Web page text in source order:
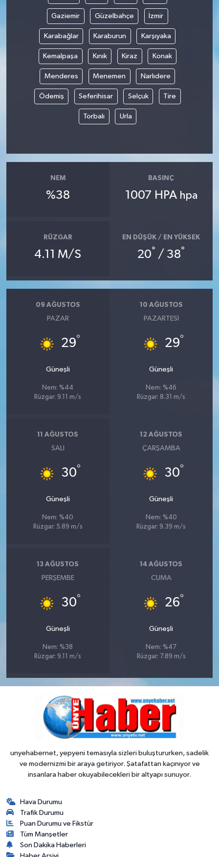
Gaziemir Güzelbahçe İzmir
Karabağlar Karaburun Karşıyaka
Kemalpaşa Kınık Kiraz Konak
Menderes Menemen Narlıdere
Ödemiş Seferihisar Selçuk Tire
Torbalı Urla
NEM
%38
BASINÇ
1007 HPA hpa
RÜZGAR
4.11 M/S
EN DÜŞÜK / EN YÜKSEK
20° / 38°
09 AĞUSTOS
PAZAR
29°
Güneşli
Nem: %44
Rüzgar: 9.11 m/s
10 AĞUSTOS
PAZARTESI
29°
Güneşli
Nem: %46
Rüzgar: 8.31 m/s
11 AĞUSTOS
SALI
30°
Güneşli
Nem: %40
Rüzgar: 5.89 m/s
12 AĞUSTOS
ÇARŞAMBA
30°
Güneşli
Nem: %40
Rüzgar: 9.39 m/s
13 AĞUSTOS
PERŞEMBE
30°
Güneşli
Nem: %38
Rüzgar: 9.11 m/s
14 AĞUSTOS
CUMA
26°
Güneşli
Nem: %47
Rüzgar: 7.89 m/s
unyehabernet, yepyeni temasıyla sizleri buluştururken, sadelik
ve modernizmi bir araya getiriyor. Şatafattan kaçınıyor ve
insanlara haber okuyabilecekleri bir altyapı sunuyor.
Hava Durumu
Trafik Durumu
Puan Durumu ve Fikstür
Tüm Manşetler
Son Dakika Haberleri
Haber Arşivi